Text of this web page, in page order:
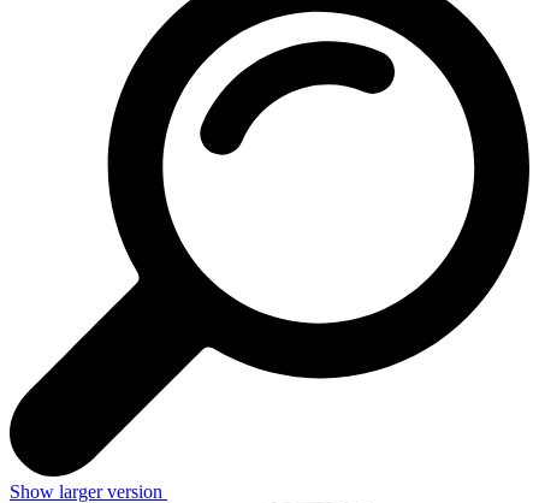
Show larger version